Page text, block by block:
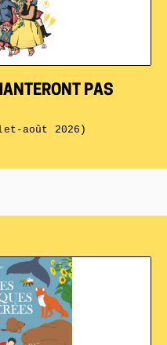
PAS
août 2026)